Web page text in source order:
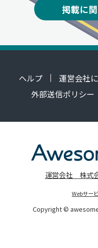
掲載に
ヘルプ 運営会社
外部送信ポリシー
運営会社 株式
Webサー
Copyright ©